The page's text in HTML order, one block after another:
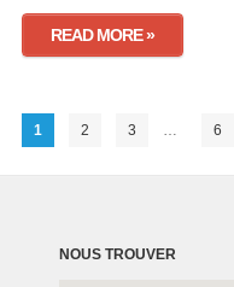
READ MORE »
1 2 3 … 6
NOUS TROUVER